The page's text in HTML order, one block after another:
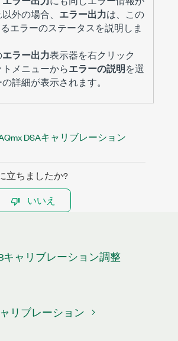
外の場合、 エラー出力は、この
エラーのステータスを説明しま
エラー出力表示器を右クリック
メニューからエラーの説明を選
詳細が表示されます。
DSAキャリブレーション
立ちましたか?
いいえ
キャリブレーション調整
リブレーション